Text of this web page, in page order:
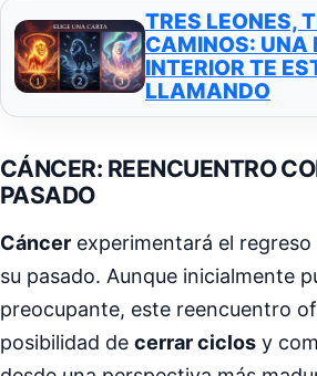
TRES LEONES,
CAMINOS: UNA
INTERIOR TE
LLAMANDO
CÁNCER: REENCUENTRO
PASADO
Cáncer experimentará el regreso
su pasado. Aunque inicialmente
preocupante, este reencuentro
posibilidad de cerrar ciclos y